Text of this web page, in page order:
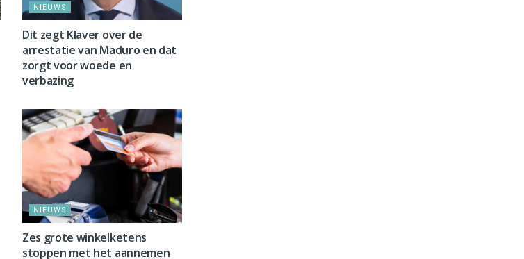
NIEUWS
Dit zegt Klaver over de
arrestatie van Maduro en dat
zorgt voor woede en
verbazing
NIEUWS
Zes grote winkelketens
stoppen met het aannemen